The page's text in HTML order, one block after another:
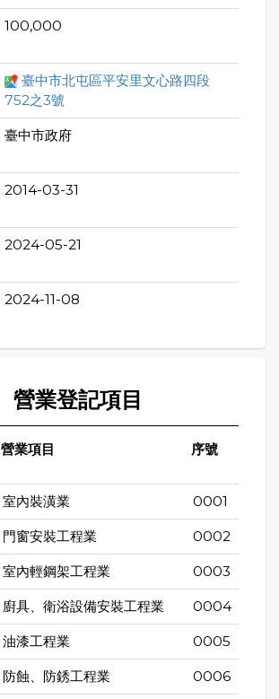
100,000
臺中市北屯區平安里文心路四段
752之3號
臺中市政府
2014-03-31
2024-05-21
2024-11-08
營業登記項目
營業項目 序號
室內裝潢業 0001
門窗安裝工程業 0002
室內輕鋼架工程業 0003
廚具、衛浴設備安裝工程業 0004
油漆工程業 0005
防蝕、防銹工程業 0006